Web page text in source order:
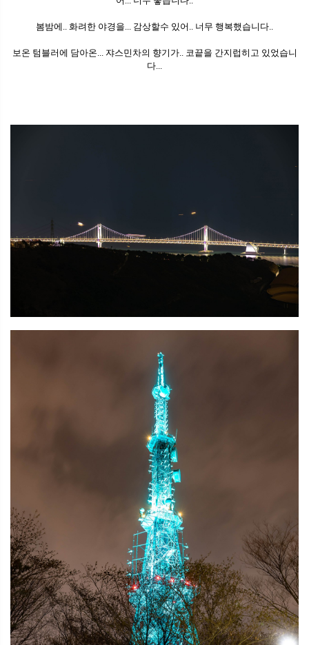
봄밤에.. 화려한 야경을... 감상할수 있어.. 너무 행복했습니다..
보온 텀블러에 담아온... 쟈스민차의 향기가.. 코끝을 간지럽히고 있었습니
다...